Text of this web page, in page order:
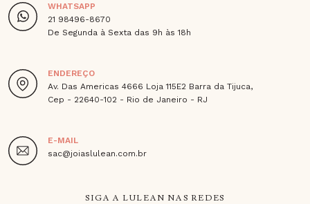
WHATSAPP
21 98496-8670
De Segunda à Sexta das 9h às 18h
ENDEREÇO
Av. Das Americas 4666 Loja 115E2 Barra da Tijuca,
Cep - 22640-102 - Rio de Janeiro - RJ
E-MAIL
sac@joiaslulean.com.br
SIGA A LULEAN NAS REDES